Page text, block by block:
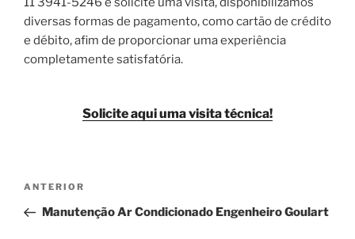
diversas formas de pagamento, como cartão de crédito
e débito, afim de proporcionar uma experiência
completamente satisfatória.
Solicite aqui uma visita técnica!
Navegação
Post
Post
anterior
ANTERIOR
Manutenção Ar Condicionado Engenheiro Goulart